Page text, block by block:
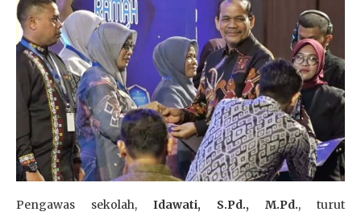
Pengawas sekolah, Idawati, S.Pd., M.Pd., turut